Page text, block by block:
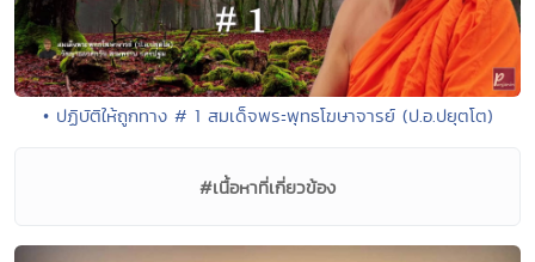
• ปฏิบัติให้ถูกทาง # 1 สมเด็จพระพุทธโฆษาจารย์ (ป.อ.ปยุตโต)
#เนื้อหาที่เกี่ยวข้อง